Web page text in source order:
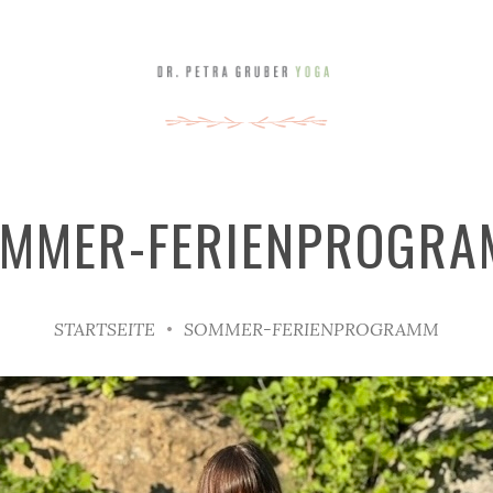
STARTSEITE • SOMMER-FERIENPROGRAMM